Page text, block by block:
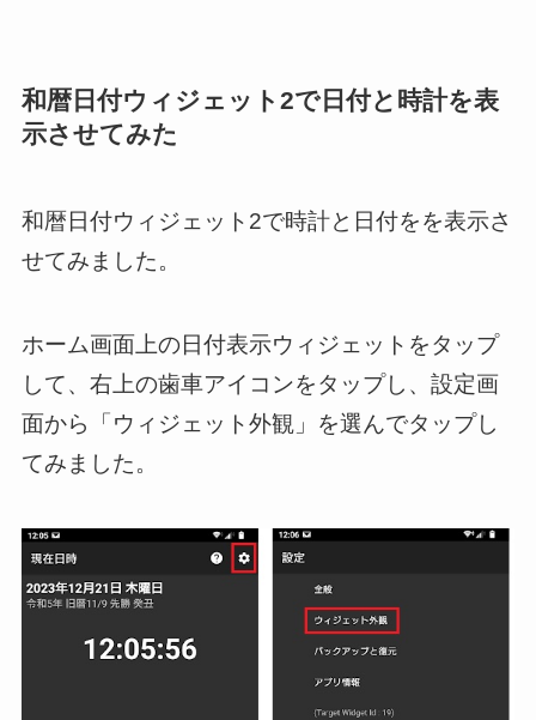
和暦日付ウィジェット2で日付と時計を表
示させてみた
和暦日付ウィジェット2で時計と日付をを表示さ
せてみました。
ホーム画面上の日付表示ウィジェットをタップ
して、右上の歯車アイコンをタップし、設定画
面から「ウィジェット外観」を選んでタップし
てみました。